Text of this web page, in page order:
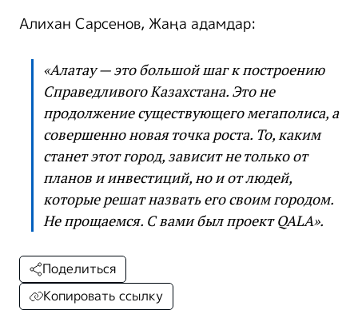
Алихан Сарсенов, Жаңа адамдар:
«Алатау — это большой шаг к построению
Справедливого Казахстана. Это не
продолжение существующего мегаполиса, а
совершенно новая точка роста. То, каким
станет этот город, зависит не только от
планов и инвестиций, но и от людей,
которые решат назвать его своим городом.
Не прощаемся. С вами был проект QALA».
Поделиться
Копировать ссылку